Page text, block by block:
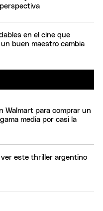
en el cine que
buen maestro cambia
Walmart para comprar un
media por casi la
ver este thriller argentino